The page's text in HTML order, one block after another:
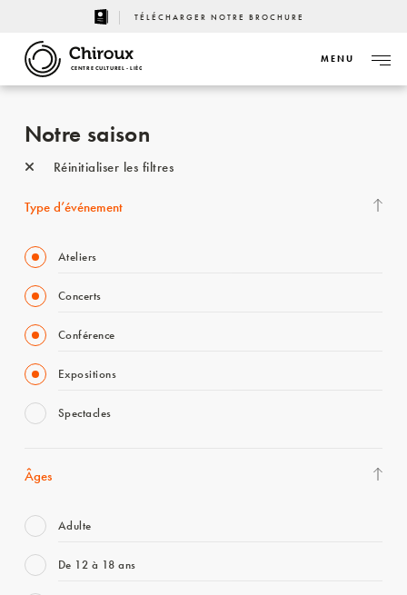
TÉLÉCHARGER NOTRE BROCHURE
CENTRE CULTUREL - LIÈGE
MENU
Notre saison
Réinitialiser les filtres
Type d’événement
Ateliers
Concerts
Conférence
Expositions
Spectacles
Âges
Adulte
De 12 à 18 ans